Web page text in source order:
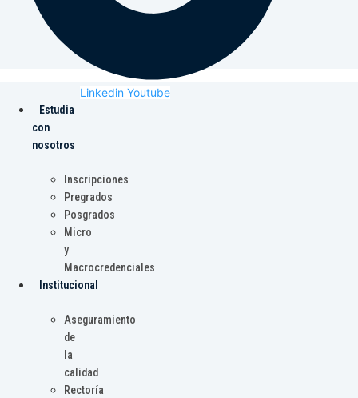
Linkedin Youtube
Estudia
con
nosotros
Inscripciones
Pregrados
Posgrados
Micro
y
Macrocredenciales
Institucional
Aseguramiento
de
la
calidad
Rectoría